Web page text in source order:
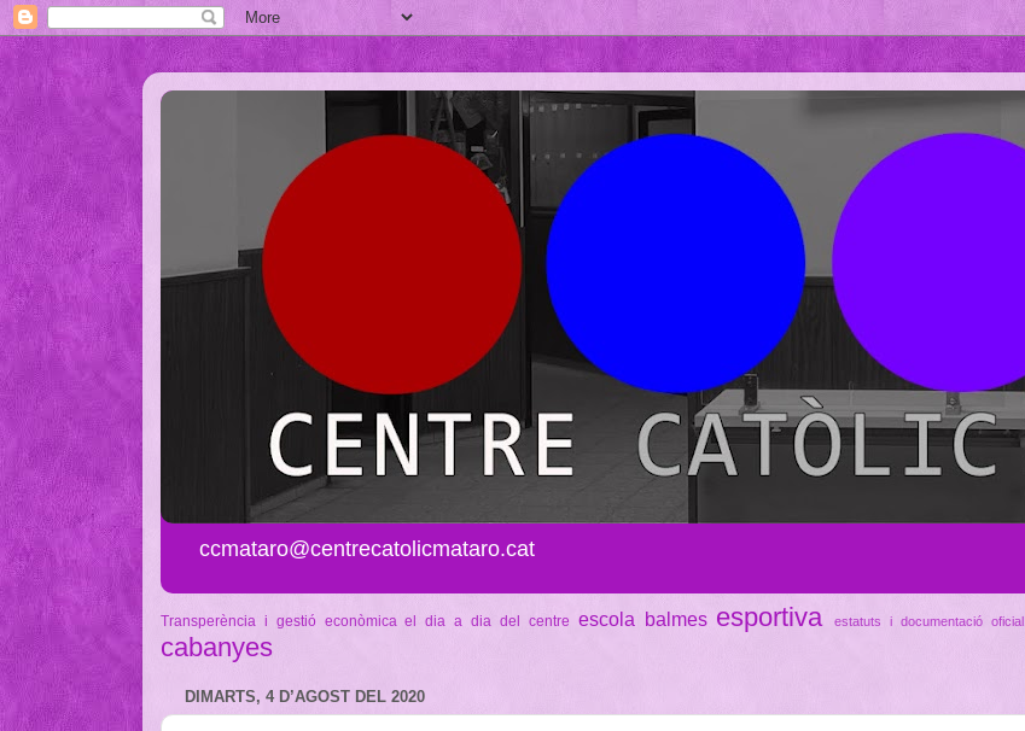
ccmataro@centrecatolicmataro.cat
Transperència i gestió econòmica el dia a dia del centre escola balmes esportiva estatuts i documentació oficial
cabanyes
DIMARTS, 4 D’AGOST DEL 2020